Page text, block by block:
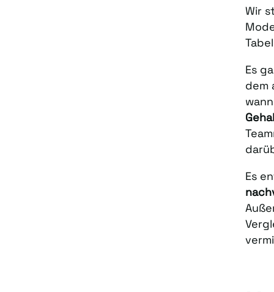
Wir
Es
dem
Es